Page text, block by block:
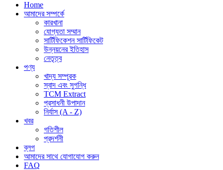
Home
আমাদের সম্পর্কে
কারখানা
যোগ্যতা সম্মান
সার্টিফিকেশন সার্টিফিকেট
উন্নয়নের ইতিহাস
নেতৃত্ব
পণ্য
খাদ্য সম্পূরক
স্বাদ এবং সুগন্ধি
TCM Extract
প্রসাধনী উপাদান
নির্যাস (A - Z)
খবর
গতিশীল
প্রদর্শনী
ব্লগ
আমাদের সাথে যোগাযোগ করুন
FAQ